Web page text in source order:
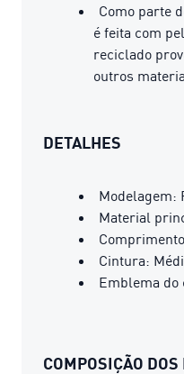
Como parte
é feita com
reciclado
outros
DETALHES
Modelagem:
Material
Cintura:
Emblema do
COMPOSIÇÃO